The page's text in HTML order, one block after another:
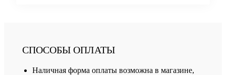
СПОСОБЫ ОПЛАТЫ
Наличная форма оплаты возможна в магазине,